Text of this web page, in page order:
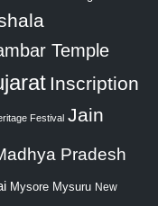
Temple
Inscription
Festival Jain
Pradesh
Mysore Mysuru New